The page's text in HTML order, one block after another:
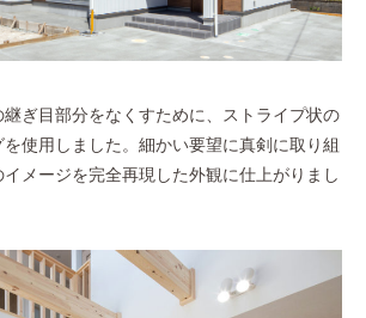
ぎ目部分をなくすために、ストライプ状の
使用しました。細かい要望に真剣に取り組
メージを完全再現した外観に仕上がりまし